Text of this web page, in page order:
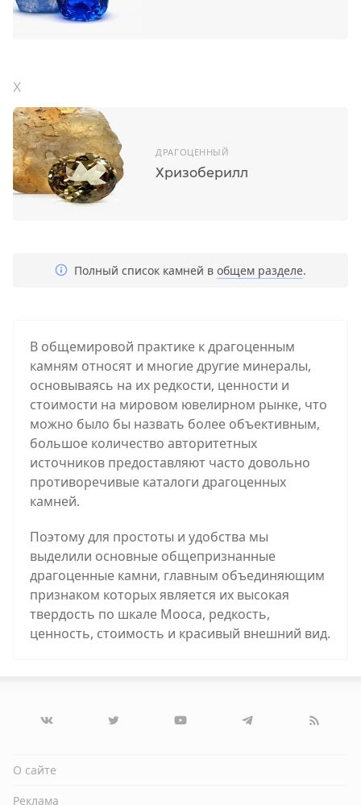
Х
ДРАГОЦЕННЫЙ
Хризоберилл
Полный список камней в общем разделе.
В общемировой практике к драгоценным
камням относят и многие другие минералы,
основываясь на их редкости, ценности и
стоимости на мировом ювелирном рынке, что
можно было бы назвать более объективным,
большое количество авторитетных
источников предоставляют часто довольно
противоречивые каталоги драгоценных
камней.
Поэтому для простоты и удобства мы
выделили основные общепризнанные
драгоценные камни, главным объединяющим
признаком которых является их высокая
твердость по шкале Мооса, редкость,
ценность, стоимость и красивый внешний вид.
О сайте
Реклама